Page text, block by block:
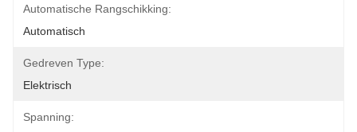
Automatische Rangschikking:
Automatisch
Gedreven Type:
Elektrisch
Spanning: